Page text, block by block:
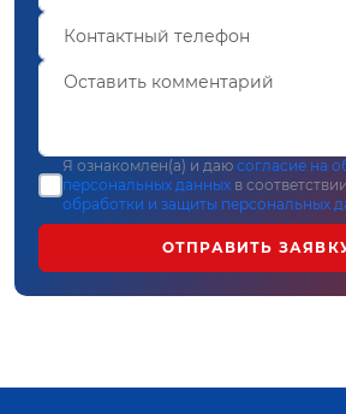
Я ознакомлен(а) и даю согласие на
персональных данных в
обработки и защиты персональных
ОТПРАВИТЬ